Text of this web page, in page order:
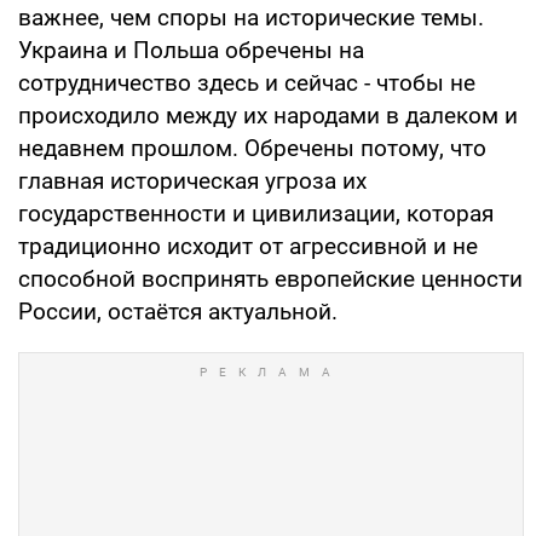
важнее, чем споры на исторические темы.
Украина и Польша обречены на
сотрудничество здесь и сейчас - чтобы не
происходило между их народами в далеком и
недавнем прошлом. Обречены потому, что
главная историческая угроза их
государственности и цивилизации, которая
традиционно исходит от агрессивной и не
способной воспринять европейские ценности
России, остаётся актуальной.